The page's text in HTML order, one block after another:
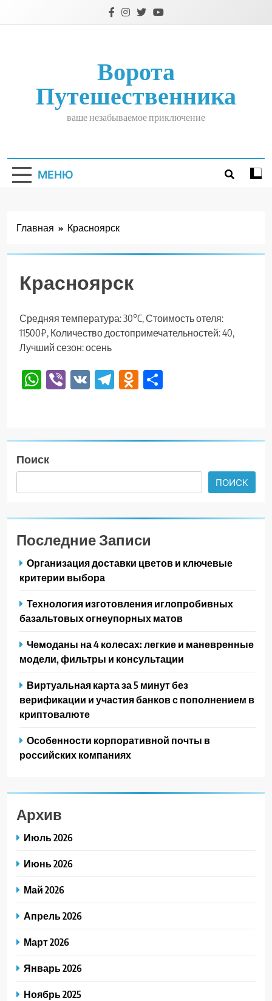
Ворота
Путешественника
ваше незабываемое приключение
МЕНЮ
Главная Красноярск
Красноярск
Средняя температура: 30°C, Стоимость отеля:
11500₽, Количество достопримечательностей: 40,
Лучший сезон: осень
WhatsApp
Viber
VK TelegramOdnoklassniki
Поиск
ПОИСК
Последние Записи
Организация доставки цветов и ключевые
критерии выбора
Технология изготовления иглопробивных
базальтовых огнеупорных матов
Чемоданы на 4 колесах: легкие и маневренные
модели, фильтры и консультации
Виртуальная карта за 5 минут без
верификации и участия банков с пополнением в
криптовалюте
Особенности корпоративной почты в
российских компаниях
Архив
Июль 2026
Июнь 2026
Май 2026
Апрель 2026
Март 2026
Январь 2026
Ноябрь 2025